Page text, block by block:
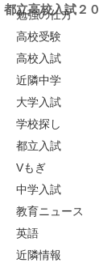
勉強の仕方
高校受験
高校入試
近隣中学
大学入試
学校探し
都立入試
Vもぎ
中学入試
教育ニュース
英語
近隣情報
都立高校入試２